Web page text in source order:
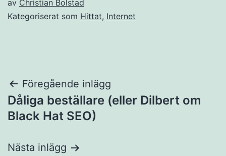
av Christian Bolstad
Kategoriserat som Hittat, Internet
Inläggsnavigering
Föregående inlägg
Dåliga beställare (eller Dilbert om
Black Hat SEO)
Nästa inlägg